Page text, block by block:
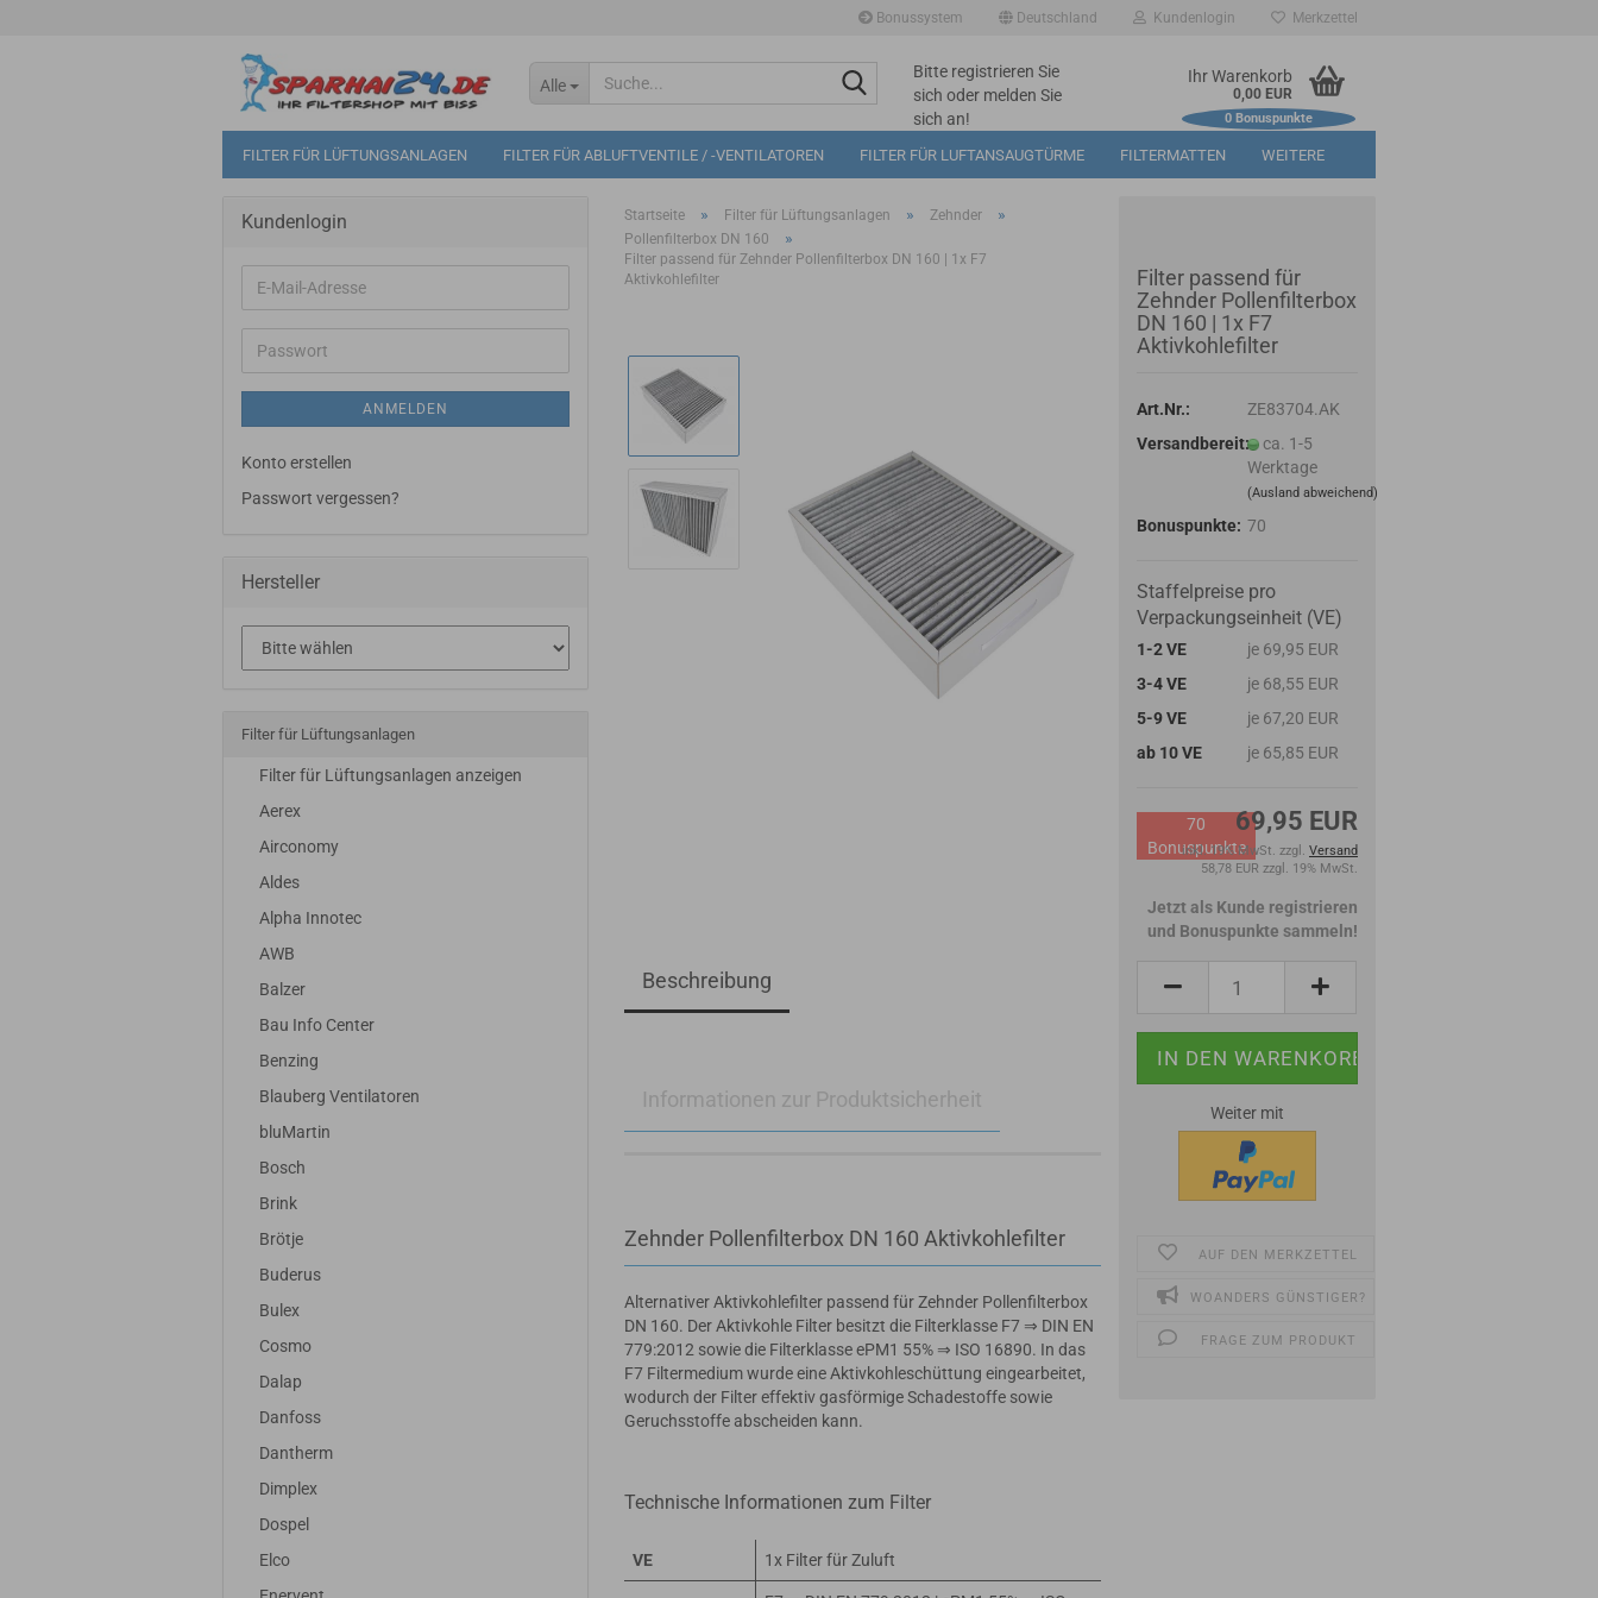
Bonussystem Deutschland Kundenlogin Merkzettel
Alle
Suche...Bitte registrieren Sie
sich oder melden Sie
sich an!
Mögliche
Bonuspunkte im
Ihr Warenkorb
0,00 EUR
0Bonuspunkte
FILTER FÜR LÜFTUNGSANLAGEN FILTER FÜR ABLUFTVENTILE / -VENTILATOREN FILTER FÜR LUFTANSAUGTÜRME FILTERMATTEN WEITERE
Startseite » Filter für Lüftungsanlagen » Zehnder »
Pollenfilterbox DN 160 »
Filter passend für Zehnder Pollenfilterbox DN 160 | 1x F7
Aktivkohlefilter
Filter passend für
Zehnder Pollenfilterbox
DN 160 | 1x F7
Aktivkohlefilter
Art.Nr.:
ZE83704.AK
Versandbereit:
ca. 1-5
Werktage
(Ausland abweichend)
Bonuspunkte: 70
Staffelpreise pro
Verpackungseinheit (VE)
1-2 VE
je 69,95 EUR
3-4 VE
je 68,55 EUR
5-9 VE
je 67,20 EUR
ab 10 VE
je 65,85 EUR
69,95 EUR
inkl. 19% MwSt. zzgl. Versand
58,78 EUR zzgl. 19% MwSt.
70
Bonuspunkte
Jetzt als Kunde registrieren
und Bonuspunkte sammeln!
Weiter mit
AUF DEN MERKZETTEL
WOANDERS GÜNSTIGER?
FRAGE ZUM PRODUKT
Beschreibung
Informationen zur Produktsicherheit
Zehnder Pollenfilterbox DN 160 Aktivkohlefilter
Alternativer Aktivkohlefilter passend für Zehnder Pollenfilterbox
DN 160. Der Aktivkohle Filter besitzt die Filterklasse F7 ⇒ DIN EN
779:2012 sowie die Filterklasse ePM1 55% ⇒ ISO 16890. In das
F7 Filtermedium wurde eine Aktivkohleschüttung eingearbeitet,
wodurch der Filter effektiv gasförmige Schadestoffe sowie
Geruchsstoffe abscheiden kann.
Technische Informationen zum Filter
VE 1x Filter für Zuluft
Kundenlogin
E-
Mail-
Adresse
Passwort
ANMELDEN
Konto erstellen
Passwort vergessen?
Hersteller
Filter für Lüftungsanlagen
Filter für Lüftungsanlagen anzeigen
Aerex
Airconomy
Aldes
Alpha Innotec
AWB
Balzer
Bau Info Center
Benzing
Blauberg Ventilatoren
bluMartin
Bosch
Brink
Brötje
Buderus
Bulex
Cosmo
Dalap
Danfoss
Dantherm
Dimplex
Dospel
Elco